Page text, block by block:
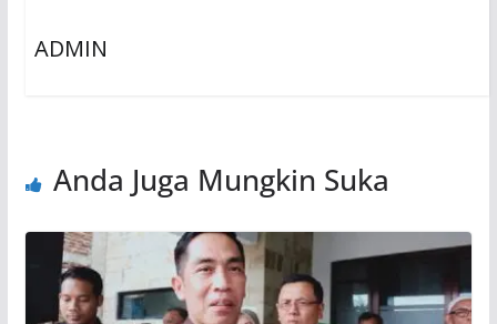
ADMIN
Anda Juga Mungkin Suka